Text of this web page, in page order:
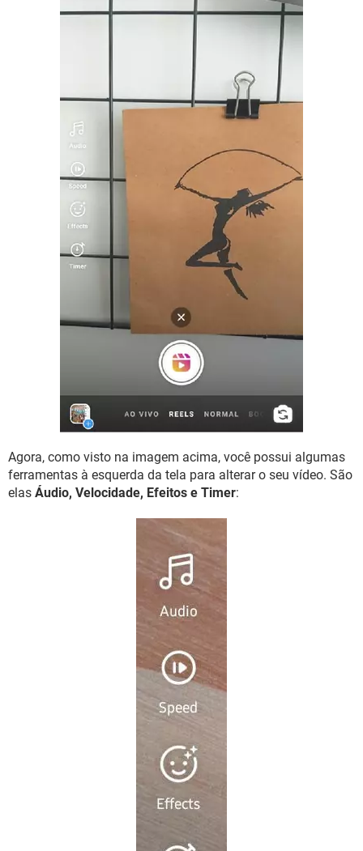
Agora, como visto na imagem acima, você possui algumas
ferramentas à esquerda da tela para alterar o seu vídeo. São
elas Áudio, Velocidade, Efeitos e Timer: